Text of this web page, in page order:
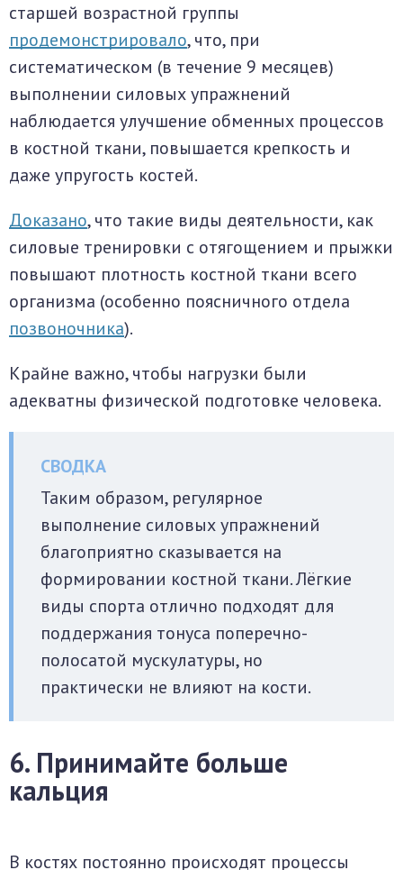
старшей возрастной группы
продемонстрировало, что, при
систематическом (в течение 9 месяцев)
выполнении силовых упражнений
наблюдается улучшение обменных процессов
в костной ткани, повышается крепкость и
даже упругость костей.
Доказано, что такие виды деятельности, как
силовые тренировки с отягощением и прыжки
повышают плотность костной ткани всего
организма (особенно поясничного отдела
позвоночника).
Крайне важно, чтобы нагрузки были
адекватны физической подготовке человека.
Таким образом, регулярное
выполнение силовых упражнений
благоприятно сказывается на
формировании костной ткани. Лёгкие
виды спорта отлично подходят для
поддержания тонуса поперечно-
полосатой мускулатуры, но
практически не влияют на кости.
6. Принимайте больше
кальция
В костях постоянно происходят процессы